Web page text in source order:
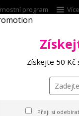
program Více
Punčochové
legíny zateplené
Získejte 50 Kč
Přeji si